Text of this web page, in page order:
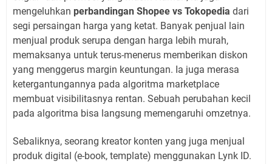
mengeluhkan perbandingan Shopee vs Tokopedia dari
segi persaingan harga yang ketat. Banyak penjual lain
menjual produk serupa dengan harga lebih murah,
memaksanya untuk terus-menerus memberikan diskon
yang menggerus margin keuntungan. Ia juga merasa
ketergantungannya pada algoritma marketplace
membuat visibilitasnya rentan. Sebuah perubahan kecil
pada algoritma bisa langsung memengaruhi omzetnya.
Sebaliknya, seorang kreator konten yang juga menjual
produk digital (e-book, template) menggunakan Lynk ID.